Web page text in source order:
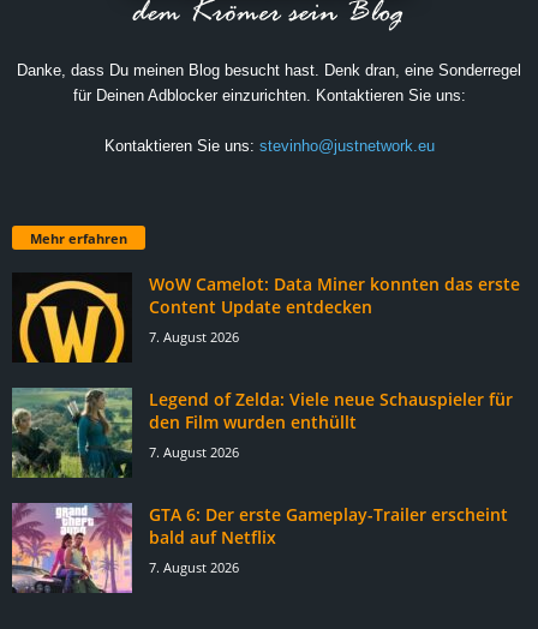
Danke, dass Du meinen Blog besucht hast. Denk dran, eine Sonderregel
für Deinen Adblocker einzurichten. Kontaktieren Sie uns:
Kontaktieren Sie uns: stevinho@justnetwork.eu
Mehr erfahren
WoW Camelot: Data Miner konnten das erste
Content Update entdecken
7. August 2026
Legend of Zelda: Viele neue Schauspieler für
den Film wurden enthüllt
7. August 2026
GTA 6: Der erste Gameplay-Trailer erscheint
bald auf Netflix
7. August 2026